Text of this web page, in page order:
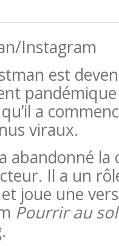
Instagram
est
a
viraux.
abandonné
Il a un
joue une
Pourrir au